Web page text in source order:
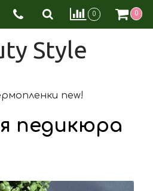
0 0
Style
new!
педикюра